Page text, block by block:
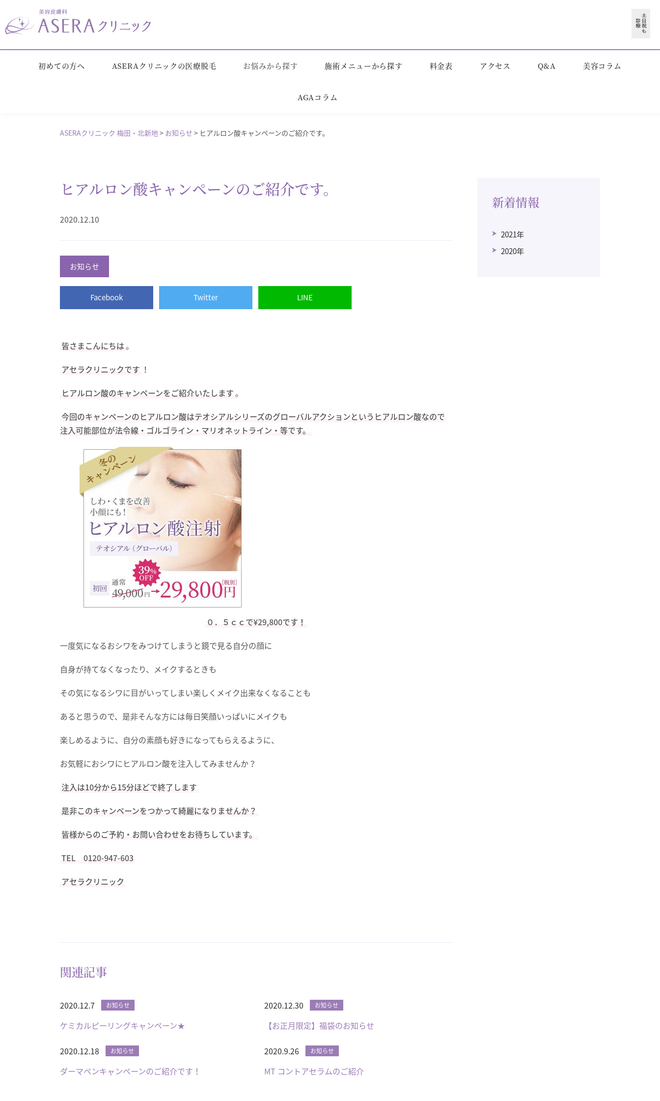
初めての方へ ASERAクリニックの医療脱毛 お悩みから探す 施術メニューから探す 料金表 アクセス Q&A 美容コラム
AGAコラム
ASERAクリニック 梅田・北新地>お知らせ> ヒアルロン酸キャンペーンのご紹介です。
ヒアルロン酸キャンペーンのご紹介です。
2020.12.10
お知らせ
Facebook Twitter LINE
皆さまこんにちは。
アセラクリニックです ！
ヒアルロン酸のキャンペーンをご紹介いたします。
今回のキャンペーンのヒアルロン酸はテオシアルシリーズのグローバルアクションというヒアルロン酸なので
注入可能部位が法令線・ゴルゴライン・マリオネットライン・等です。
０．５ｃｃで¥29,800です！
一度気になるおシワをみつけてしまうと鏡で見る自分の顔に
自身が持てなくなったり、メイクするときも
その気になるシワに目がいってしまい楽しくメイク出来なくなることも
あると思うので、是非そんな方には毎日笑顔いっぱいにメイクも
楽しめるように、自分の素顔も好きになってもらえるように、
お気軽におシワにヒアルロン酸を注入してみませんか？
注入は10分から15分ほどで終了します
是非このキャンペーンをつかって綺麗になりませんか？
皆様からのご予約・お問い合わせをお待ちしています。
TEL 0120-947-603
アセラクリニック
関連記事
2020.12.7 お知らせ
ケミカルピーリングキャンペーン★
2020.12.30 お知らせ
【お正月限定】福袋のお知らせ
2020.12.18 お知らせ
ダーマペンキャンペーンのご紹介です！
2020.9.26 お知らせ
MT コントアセラムのご紹介
新着情報
2021年
2020年